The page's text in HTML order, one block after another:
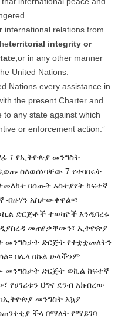
international relations from
territorial integrity or
or in any other manner
United Nations.
Nations every assistance in
the present Charter and
any state against which
or enforcement action.”
፣ የኢትዮጵያ መንግስት
ስለወሰነባቸው 7 የተባበሩት
በሰጡት አስተያየት ከፍተኛ
አስታውቀዋል፡፡፣
ድርጅቶች ተወካዮች እንዲባረሩ
መጠየቃቸውን፣ ኢትዮጵያ
መንግስታት ድርጅት የተቋቋመለትን
በሌላ በኩል ሁላችንም
መንግስታት ድርጅት ወኪል ከፍተኛ
የሀገሪቱን ህግና ደንብ አክብረው
መንግስት አኳያ
ችላ በማለት የማይገባ